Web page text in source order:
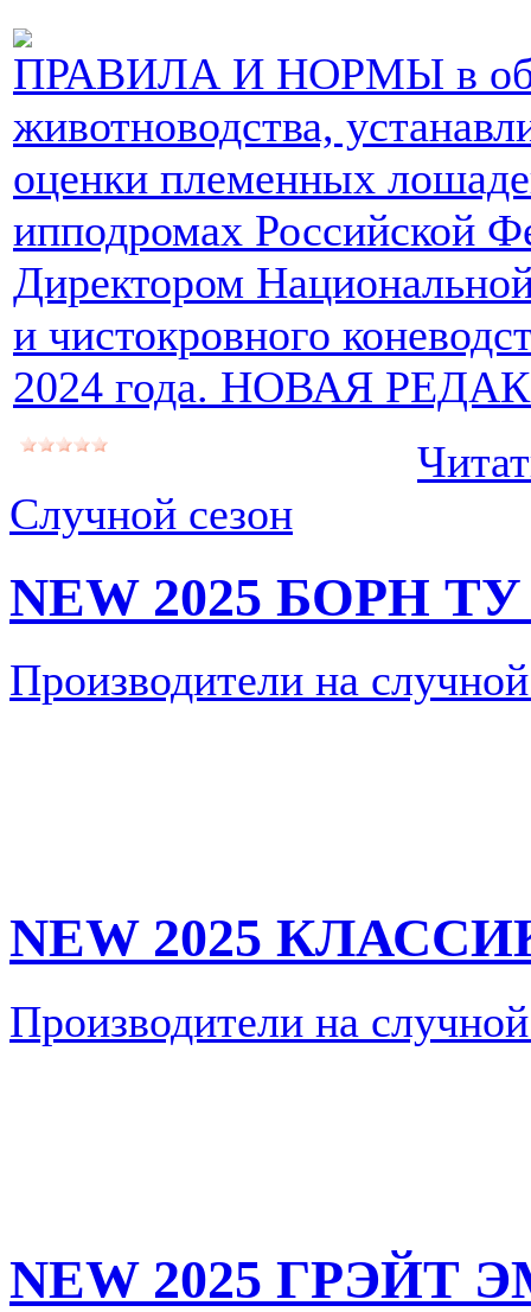
ПРАВИЛА И НОРМЫ в
животноводства,
оценки племенных
ипподромах Российской
Директором
и чистокровного
2024 года. НОВАЯ
Случной сезон
NEW 2025 БОРН
Производители на
NEW 2025
Производители на
NEW 2025 ГРЭЙТ